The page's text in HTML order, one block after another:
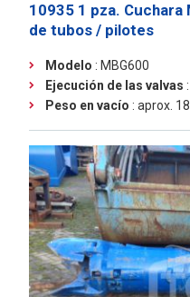
10935 1 pza.
de tubos / pilotes
Modelo : MBG600
Ejecución de las valvas
Peso en vacío : aprox.